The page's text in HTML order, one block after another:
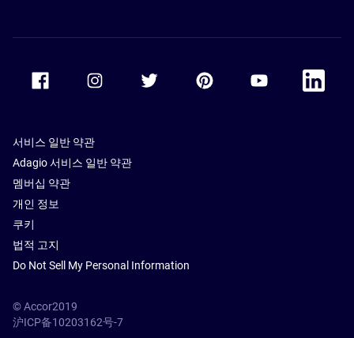
Accor Facebook Accor TwitterAccor PinterestAccor Youtube
Accor
서비스 일반 약관
Adagio 서비스 일반 약관
멤버십 약관
개인 정보
쿠키
법적 고지
Do Not Sell My Personal Information
© Accor2019
沪ICP备10203162号-7